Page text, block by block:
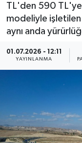
TL'den 590
modeliyle
aynı anda
01.07.2026 - 12:11
YAYINLANMA
Eğitim
Kültür Sanat
Tüm Manşetler
Son Dakika
Haber Arşivi